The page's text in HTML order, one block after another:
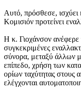
Αυτό, πρόσθεσε, ισχύει
Κομισιόν προτείνει
Η κ. Γιοχάνσον
συγκεκριμένες
σύνορα, μεταξύ άλλων
επίπεδο, χρήση των
ορίων ταχύτητας στους
ελέγχονται